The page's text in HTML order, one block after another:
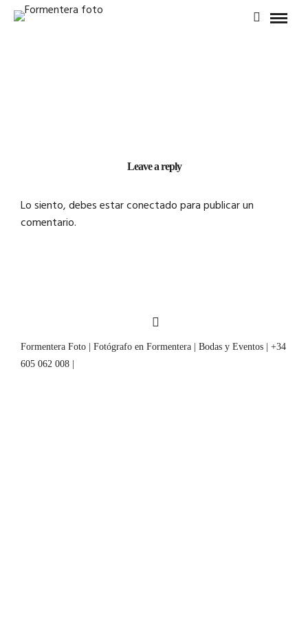
Leave a reply
Lo siento, debes estarconectadopara publicar un
comentario.
Formentera Foto | Fotógrafo en Formentera | Bodas y Eventos | +34
605 062 008 |